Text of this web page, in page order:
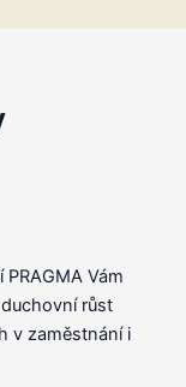
Vám
růst
v zaměstnání i